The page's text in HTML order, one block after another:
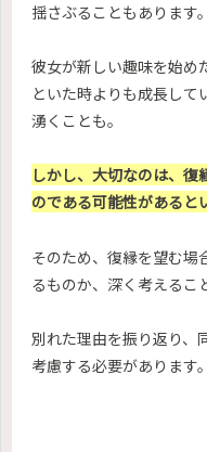
揺さぶることもあります。
彼女が新しい趣味を始め
といた時よりも成長し
湧くことも。
しかし、大切なのは、
のである可能性があると
そのため、復縁を望む場
るものか、深く考えるこ
別れた理由を振り返り、
考慮する必要があります。